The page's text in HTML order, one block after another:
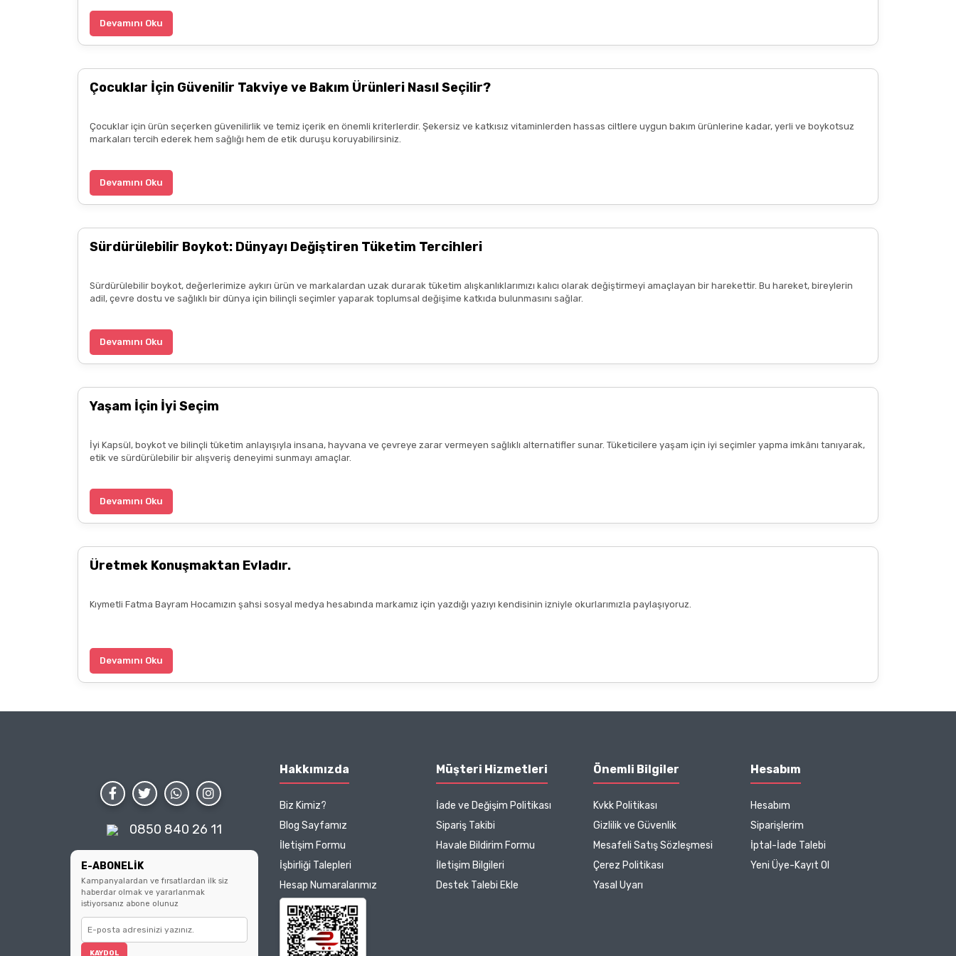
B... P... | 11/04/2025
diliyorum.
Zeynep Akgöz | 25/03/2025
teşekkür ediyorum. Herkesin emeğine sağlık :)
Zeynep Akgöz | 25/03/2025
Deneyimini Paylaş
Devamını Oku
Çocuklar İçin Güvenilir Takviye ve Bakım Ürünleri Nasıl Seçilir?
Çocuklar için ürün seçerken güvenilirlik ve temiz içerik en önemli kriterlerdir. Şekersiz ve katkısız vitaminlerden hassas ciltlere uygun bakım ürünlerine kadar, yerli ve boykotsuz
markaları tercih ederek hem sağlığı hem de etik duruşu koruyabilirsiniz.
Devamını Oku
Sürdürülebilir Boykot: Dünyayı Değiştiren Tüketim Tercihleri
Sürdürülebilir boykot, değerlerimize aykırı ürün ve markalardan uzak durarak tüketim alışkanlıklarımızı kalıcı olarak değiştirmeyi amaçlayan bir harekettir. Bu hareket, bireylerin
adil, çevre dostu ve sağlıklı bir dünya için bilinçli seçimler yaparak toplumsal değişime katkıda bulunmasını sağlar.
Devamını Oku
Yaşam İçin İyi Seçim
İyi Kapsül, boykot ve bilinçli tüketim anlayışıyla insana, hayvana ve çevreye zarar vermeyen sağlıklı alternatifler sunar. Tüketicilere yaşam için iyi seçimler yapma imkânı tanıyarak,
etik ve sürdürülebilir bir alışveriş deneyimi sunmayı amaçlar.
Devamını Oku
Üretmek Konuşmaktan Evladır.
Kıymetli Fatma Bayram Hocamızın şahsi sosyal medya hesabında markamız için yazdığı yazıyı kendisinin izniyle okurlarımızla paylaşıyoruz.
Devamını Oku
0850 840 26 11
E-ABONELİK
Kampanyalardan ve fırsatlardan ilk siz
haberdar olmak ve yararlanmak
istiyorsanız abone olunuz
KAYDOL
Hakkımızda
Biz Kimiz?
Blog Sayfamız
İletişim Formu
İşbirliği Talepleri
Hesap Numaralarımız
Müşteri Hizmetleri
İade ve Değişim Politikası
Sipariş Takibi
Havale Bildirim Formu
İletişim Bilgileri
Destek Talebi Ekle
Önemli Bilgiler
Kvkk Politikası
Gizlilik ve Güvenlik
Mesafeli Satış Sözleşmesi
Çerez Politikası
Yasal Uyarı
Hesabım
Hesabım
Siparişlerim
İptal-İade Talebi
Yeni Üye-Kayıt Ol